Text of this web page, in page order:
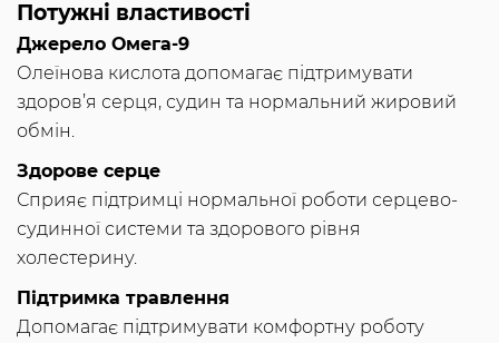
Потужні властивості
Джерело Омега-9
Олеїнова кислота допомагає підтримувати
здоров’я серця, судин та нормальний жировий
обмін.
Здорове серце
Сприяє підтримці нормальної роботи серцево-
судинної системи та здорового рівня
холестерину.
Підтримка травлення
Допомагає підтримувати комфортну роботу